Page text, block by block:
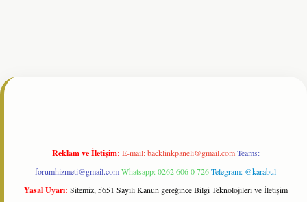
tulipbetgiris.org
Reklam ve İletişim: E-mail:backlinkpaneli@gmail.com Teams:
forumhizmeti@gmail.comWhatsapp: 0262 606 0 726Telegram: @karabul
Yasal Uyarı: Sitemiz, 5651 Sayılı Kanun gereğince Bilgi Teknolojileri ve İletişim